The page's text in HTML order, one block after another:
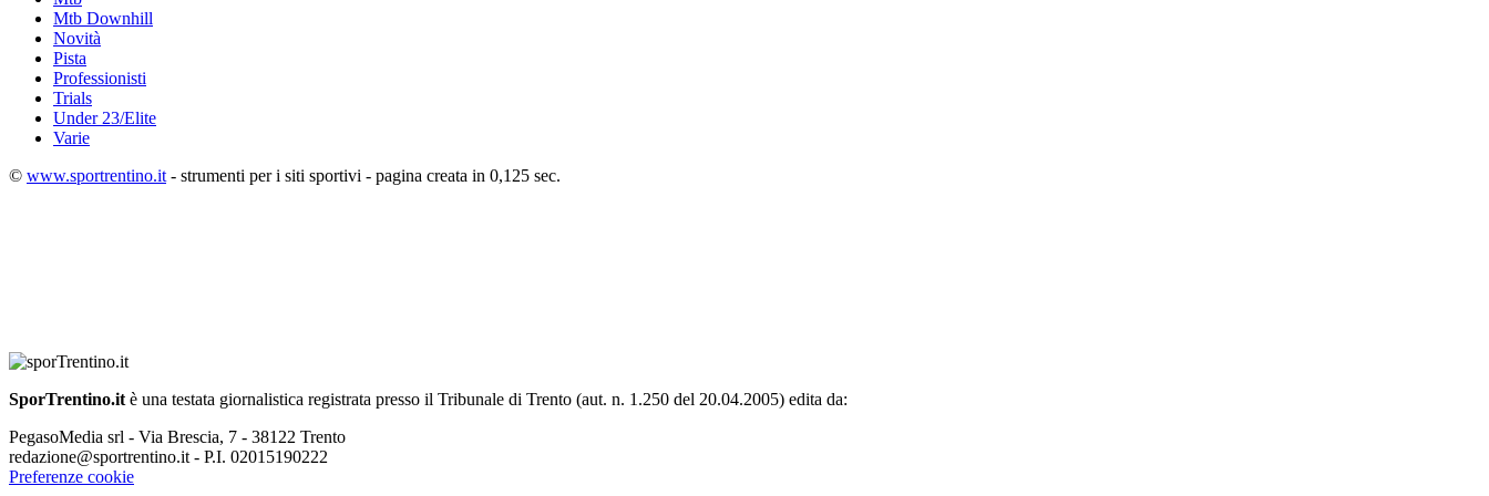
Mtb Downhill
Novità
Pista
Professionisti
Trials
Under 23/Elite
Varie
© www.sportrentino.it- strumenti per i siti sportivi - pagina creata in 0,125 sec.
SporTrentino.itè una testata giornalistica registrata presso il Tribunale di Trento (aut. n. 1.250 del 20.04.2005) edita da:
PegasoMedia srl - Via Brescia, 7 - 38122 Trento
redazione@sportrentino.it - P.I. 02015190222
Preferenze cookie